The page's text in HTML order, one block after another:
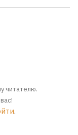
читателю.
.